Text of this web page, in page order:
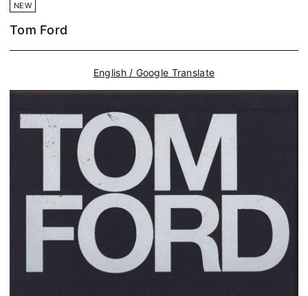
NEW
Tom Ford
English / Google Translate